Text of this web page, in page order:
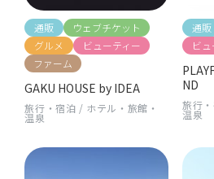
通販
ウェブチケット
グルメ
ビューティー
ファーム
GAKU HOUSE by IDEA
旅行・宿泊 / ホテル・旅館・
温泉
通販
ビ
ND
旅行
温泉